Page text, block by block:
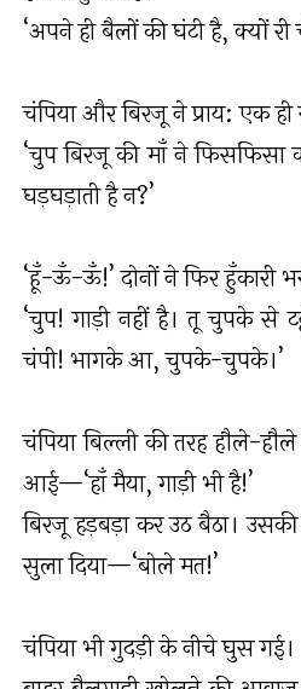
‘अपने ही बैलों की घंटी है, क्यों री
चंपिया और बिरजू ने प्राय: एक
‘चुप बिरजू की माँ ने फिसफिसा
घड़घड़ाती है न?’
‘हूँ-ऊँ-ऊँ!’ दोनों ने फिर हुँकारी
‘चुप! गाड़ी नहीं है। तू चुपके से
चंपी! भागके आ, चुपके-चुपके।’
चंपिया बिल्ली की तरह हौले-
आई—‘हाँ मैया, गाड़ी भी है!’
बिरजू हड़बड़ा कर उठ बैठा।
सुला दिया—‘बोले मत!’
चंपिया भी गुदड़ी के नीचे घुस गई।